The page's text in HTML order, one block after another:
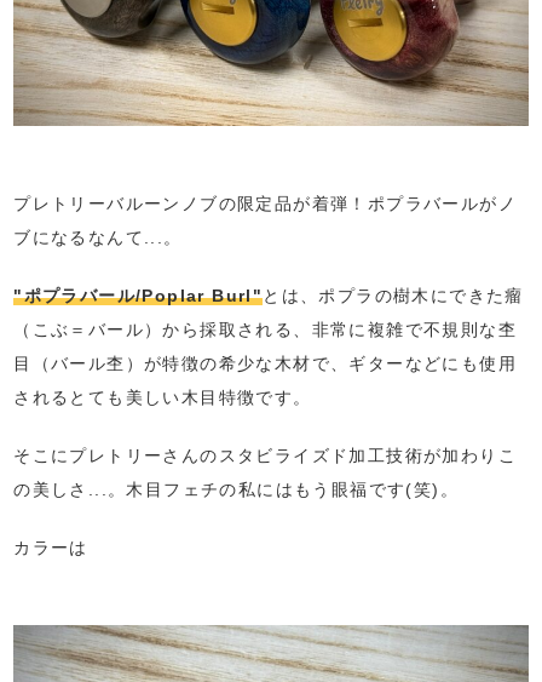
プレトリーバルーンノブの限定品が着弾！ポプラバールがノ
ブになるなんて...。
"ポプラバール/Poplar Burl"とは、ポプラの樹木にできた瘤
（こぶ＝バール）から採取される、非常に複雑で不規則な杢
目（バール杢）が特徴の希少な木材で、ギターなどにも使用
されるとても美しい木目特徴です。
そこにプレトリーさんのスタビライズド加工技術が加わりこ
の美しさ...。木目フェチの私にはもう眼福です(笑)。
カラーは